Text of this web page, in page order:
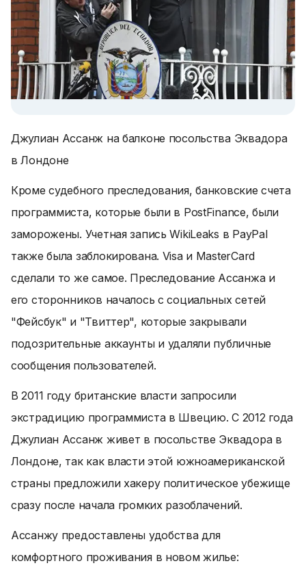
Джулиан Ассанж на балконе посольства Эквадора
в Лондоне
Кроме судебного преследования, банковские счета
программиста, которые были в PostFinance, были
заморожены. Учетная запись WikiLeaks в PayPal
также была заблокирована. Visa и MasterCard
сделали то же самое. Преследование Ассанжа и
его сторонников началось с социальных сетей
"Фейсбук" и "Твиттер", которые закрывали
подозрительные аккаунты и удаляли публичные
сообщения пользователей.
В 2011 году британские власти запросили
экстрадицию программиста в Швецию. С 2012 года
Джулиан Ассанж живет в посольстве Эквадора в
Лондоне, так как власти этой южноамериканской
страны предложили хакеру политическое убежище
сразу после начала громких разоблачений.
Ассанжу предоставлены удобства для
комфортного проживания в новом жилье: